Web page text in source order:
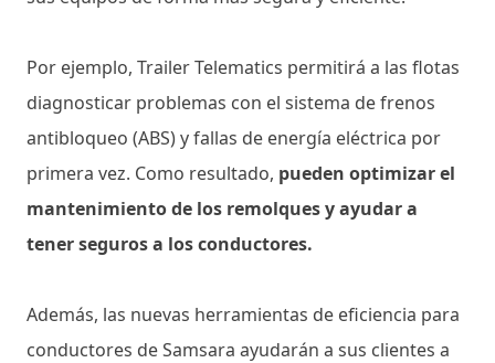
Por ejemplo, Trailer Telematics permitirá a las flotas
diagnosticar problemas con el sistema de frenos
antibloqueo (ABS) y fallas de energía eléctrica por
primera vez. Como resultado, pueden optimizar el
mantenimiento de los remolques y ayudar a
tener seguros a los conductores.
Además, las nuevas herramientas de eficiencia para
conductores de Samsara ayudarán a sus clientes a